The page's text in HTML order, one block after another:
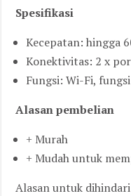
Spesifikasi
Kecepatan: hingga
Konektivitas: 2 x
Fungsi: Wi-Fi,
Alasan pembelian
+ Murah
+ Mudah untuk
Alasan untuk dihindari